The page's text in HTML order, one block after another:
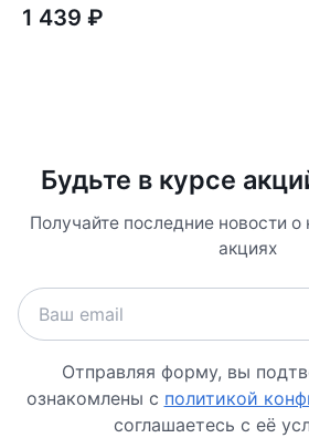
1 439 ₽
Будьте в курсе
Получайте последние новости
акциях
Отправляя форму, вы
ознакомлены с политикой
соглашаетесь с её